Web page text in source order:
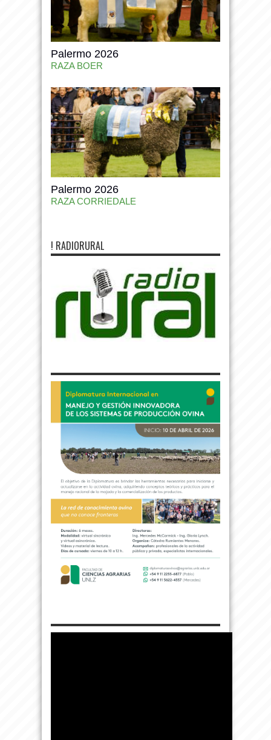
Palermo 2026
RAZA BOER
Palermo 2026
RAZA CORRIEDALE
! RADIORURAL